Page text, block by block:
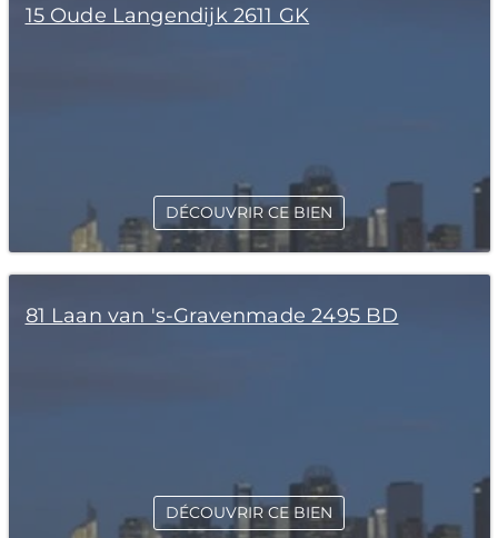
15 Oude Langendijk 2611 GK
DÉCOUVRIR CE BIEN
81 Laan van 's-Gravenmade 2495 BD
DÉCOUVRIR CE BIEN